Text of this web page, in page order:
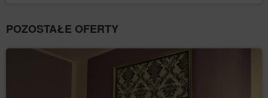
Serwis albo poprzez zamknięcie tego komunikatu.
obejmować wyłącznie wybrane pliki cookies. W takim
przypadku Gość/Użytkownik Serwisu powinien
skorzystać z opcji: „Ustawienia plików cookies”,
dostępnej w komunikacie o korzystaniu z plików
cookies przez Sklep internetowy. Jednocześnie
POZOSTAŁE OFERTY